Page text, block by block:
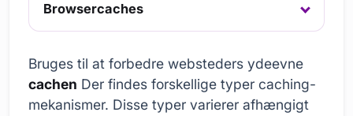
Browsercaches
Bruges til at forbedre websteders ydeevne
cachen Der findes forskellige typer caching-
mekanismer. Disse typer varierer afhængigt